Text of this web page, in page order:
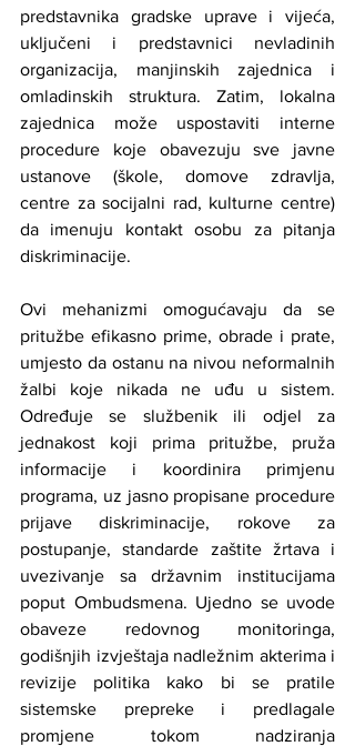
predstavnika gradske uprave i vijeća,
uključeni i predstavnici nevladinih
organizacija, manjinskih zajednica i
omladinskih struktura. Zatim, lokalna
zajednica može uspostaviti interne
procedure koje obavezuju sve javne
ustanove (škole, domove zdravlja,
centre za socijalni rad, kulturne centre)
da imenuju kontakt osobu za pitanja
diskriminacije.
Ovi mehanizmi omogućavaju da se
pritužbe efikasno prime, obrade i prate,
umjesto da ostanu na nivou neformalnih
žalbi koje nikada ne uđu u sistem.
Određuje se službenik ili odjel za
jednakost koji prima pritužbe, pruža
informacije i koordinira primjenu
programa, uz jasno propisane procedure
prijave diskriminacije, rokove za
postupanje, standarde zaštite žrtava i
uvezivanje sa državnim institucijama
poput Ombudsmena. Ujedno se uvode
obaveze redovnog monitoringa,
godišnjih izvještaja nadležnim akterima i
revizije politika kako bi se pratile
sistemske prepreke i predlagale
promjene tokom nadziranja